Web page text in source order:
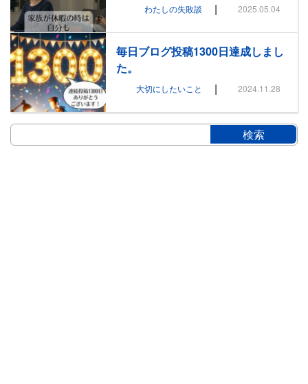
わたしの失敗談 | 2025.05.04
毎日ブログ投稿1300日達成しまし
た。
大切にしたいこと | 2024.11.28